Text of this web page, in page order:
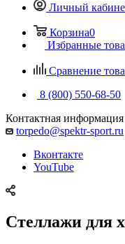
Личный
Корзина0
Избранные
Сравнение
8 (800) 550-68-50
Контактная информация
torpedo@spektr-sport.ru
Вконтакте
YouTube
Стеллажи для